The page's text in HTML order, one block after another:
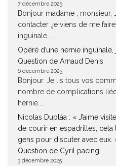
7 décembre 2025
Bonjour madame ,
contacter ,je viens de me
inguinale....
Opéré d’une hernie inguinale,
Question de Arnaud Denis
6 décembre 2025
Bonjour. Je lis tous vos
nombre de complications
hernie....
Nicolas Duplàa : « J’aime
de courir en espadrilles, cela
gens pour discuter avec eux.
Question de Cyril pacing
3 décembre 2025